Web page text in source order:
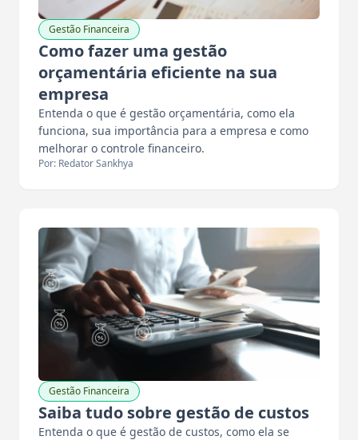
Gestão Financeira
Como fazer uma gestão
orçamentária eficiente na sua
empresa
Entenda o que é gestão orçamentária, como ela
funciona, sua importância para a empresa e como
melhorar o controle financeiro.
Por: Redator Sankhya
Gestão Financeira
Saiba tudo sobre gestão de custos
Entenda o que é gestão de custos, como ela se